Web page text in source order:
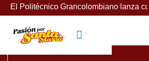
El Politécnico Grancolombiano lanza